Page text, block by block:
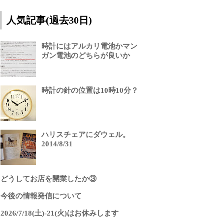
人気記事(過去30日)
時計にはアルカリ電池かマン
ガン電池のどちらが良いか
時計の針の位置は10時10分？
ハリスチェアにダウェル。
2014/8/31
どうしてお店を開業したか③
今後の情報発信について
2026/7/18(土)-21(火)はお休みします